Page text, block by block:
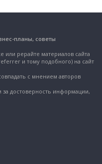
планы, советы
или рерайте материалов сайта
и тому подобного) на сайт
с мнением авторов
за достоверность информации,